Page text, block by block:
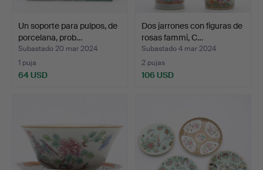
Un soporte para pulpos, de
porcelana, prob…
Subastado 20 mar 2024
1 puja
64 USD
Dos jarrones con figuras de
rosas fammi, C…
Subastado 4 mar 2024
2 pujas
106 USD